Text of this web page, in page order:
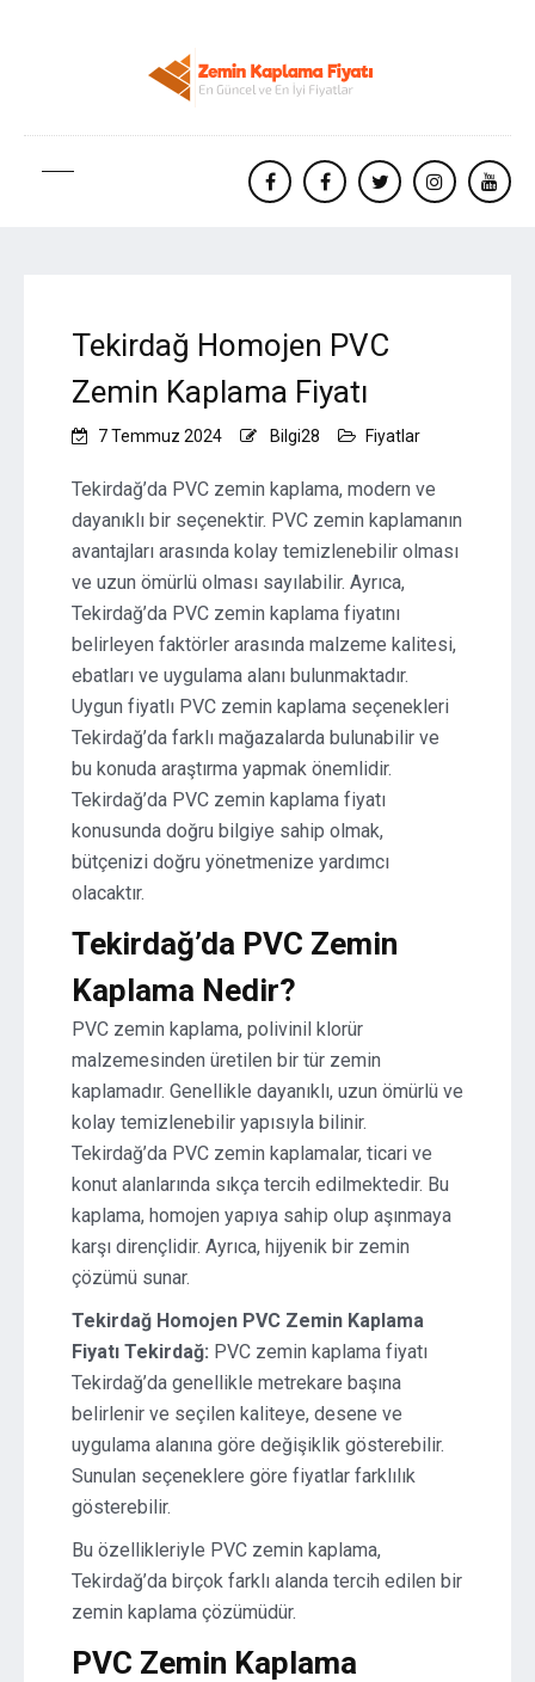
facebookFacebooktwitterinstagram
Tekirdağ Homojen PVC
Zemin Kaplama Fiyatı
7 Temmuz 2024 Bilgi28 Fiyatlar
Tekirdağ’da PVC zemin kaplama, modern ve
dayanıklı bir seçenektir. PVC zemin kaplamanın
avantajları arasında kolay temizlenebilir olması
ve uzun ömürlü olması sayılabilir. Ayrıca,
Tekirdağ’da PVC zemin kaplama fiyatını
belirleyen faktörler arasında malzeme kalitesi,
ebatları ve uygulama alanı bulunmaktadır.
Uygun fiyatlı PVC zemin kaplama seçenekleri
Tekirdağ’da farklı mağazalarda bulunabilir ve
bu konuda araştırma yapmak önemlidir.
Tekirdağ’da PVC zemin kaplama fiyatı
konusunda doğru bilgiye sahip olmak,
bütçenizi doğru yönetmenize yardımcı
olacaktır.
Tekirdağ’da PVC Zemin
Kaplama Nedir?
PVC zemin kaplama, polivinil klorür
malzemesinden üretilen bir tür zemin
kaplamadır. Genellikle dayanıklı, uzun ömürlü ve
kolay temizlenebilir yapısıyla bilinir.
Tekirdağ’da PVC zemin kaplamalar, ticari ve
konut alanlarında sıkça tercih edilmektedir. Bu
kaplama, homojen yapıya sahip olup aşınmaya
karşı dirençlidir. Ayrıca, hijyenik bir zemin
çözümü sunar.
Tekirdağ Homojen PVC Zemin Kaplama
Fiyatı Tekirdağ: PVC zemin kaplama fiyatı
Tekirdağ’da genellikle metrekare başına
belirlenir ve seçilen kaliteye, desene ve
uygulama alanına göre değişiklik gösterebilir.
Sunulan seçeneklere göre fiyatlar farklılık
gösterebilir.
Bu özellikleriyle PVC zemin kaplama,
Tekirdağ’da birçok farklı alanda tercih edilen bir
zemin kaplama çözümüdür.
PVC Zemin Kaplama